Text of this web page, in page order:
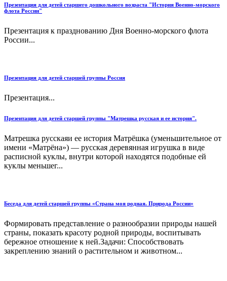
Презентация для детей старшего дошкольного возраста "История Военно-морского
флота России"
Презентация к празднованию Дня Военно-морского флота
России...
Презентация для детей старшей группы Россия
Презентация...
Презентация для детей старшей группы "Матрешка русская и ее история".
Матрешка русскаяи ее история Матрёшка (уменьшительное от
имени «Матрёна») — русская деревянная игрушка в виде
расписной куклы, внутри которой находятся подобные ей
куклы меньшег...
Беседа для детей старшей группы «Страна моя родная. Природа России»
Формировать представление о разнообразии природы нашей
страны, показать красоту родной природы, воспитывать
бережное отношение к ней.Задачи: Способствовать
закреплению знаний о растительном и животном...